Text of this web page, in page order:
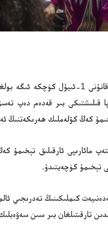
خىتاينىڭ يېڭى مىللەتلەر
بىر قەدەم دەپ
كەڭ كۆلەملىك ھەرىكەتنىڭ
مائارىپى ئارقىلىق تېخىمۇ
تېخىمۇ كۈچەيتىدۇ.
كىملىكىنىڭ تەدرىجىي
تارقىتىلغان بىر سىن